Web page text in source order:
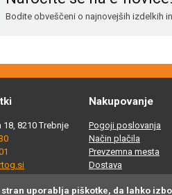
Bodite obveščeni o najnovejših izdelkih
8210 Trebnje
Nakupovanje
Pogoji poslovanja
Način plačila
Prevzemna mesta
Dostava
trgovina Bartog, v spletni trgovini
stran uporablja piškotke, da lahko